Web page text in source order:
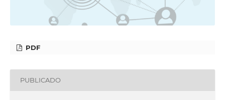
PDF
PUBLICADO